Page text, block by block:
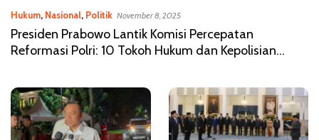
Hukum, Nasional, Politik November 8, 2025
Presiden Prabowo Lantik Komisi Percepatan
Reformasi Polri: 10 Tokoh Hukum dan Kepolisian